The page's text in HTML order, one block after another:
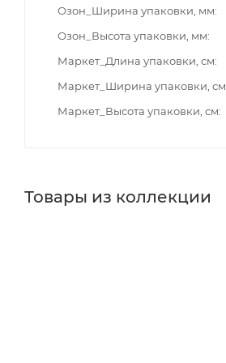
Озон_Ширина упаковки, мм
Озон_Высота упаковки, мм
Маркет_Длина упаковки, см
Маркет_Ширина упаковки, см
Маркет_Высота упаковки, см
Товары из коллекции